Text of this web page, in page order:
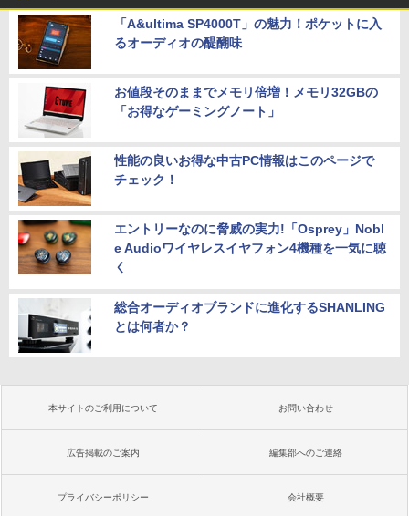
「A&ultima SP4000T」の魅力！ポケットに入
るオーディオの醍醐味
お値段そのままでメモリ倍増！メモリ32GBの
「お得なゲーミングノート」
性能の良いお得な中古PC情報はこのページで
チェック！
エントリーなのに脅威の実力!「Osprey」Nobl
e Audioワイヤレスイヤフォン4機種を一気に聴
く
総合オーディオブランドに進化するSHANLING
とは何者か？
本サイトのご利用について お問い合わせ
広告掲載のご案内 編集部へのご連絡
プライバシーポリシー 会社概要